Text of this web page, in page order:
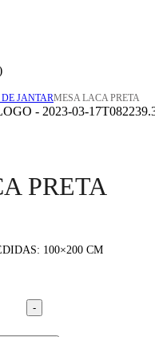
JANTARMESA LACA PRETA
PRETA
100×200 CM
-